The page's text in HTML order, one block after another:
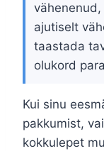
ajutiselt
taastada
olukord
Kui sinu
pakkumist,
kokkulepet